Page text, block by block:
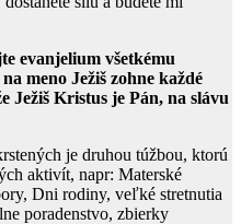
evanjelium všetkému
meno Ježiš zohne každé
Ježiš Kristus je Pán, na slávu
je druhou túžbou, ktorú
aktivít, napr: Materské
Dni rodiny, veľké stretnutia
poradenstvo, zbierky